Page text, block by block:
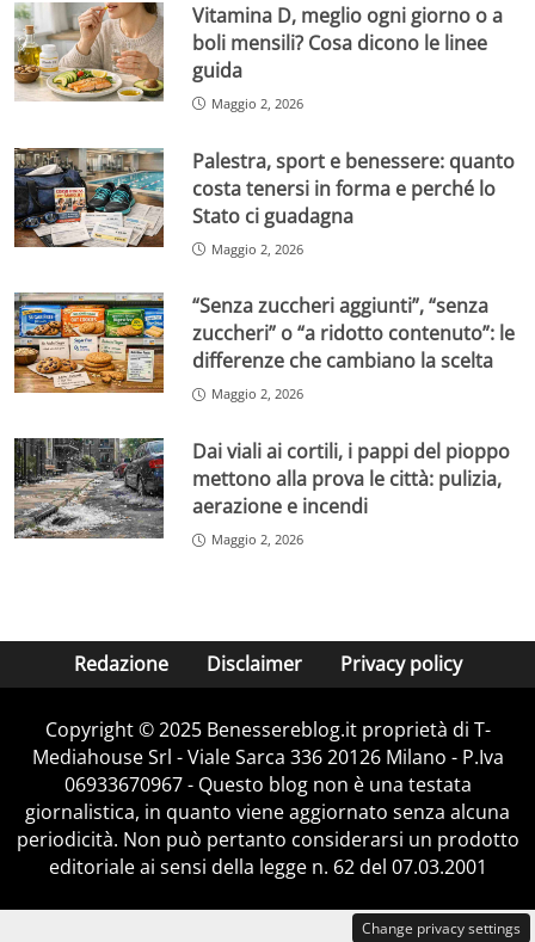
Vitamina D, meglio ogni giorno o a
boli mensili? Cosa dicono le linee
guida
Maggio 2, 2026
Palestra, sport e benessere: quanto
costa tenersi in forma e perché lo
Stato ci guadagna
Maggio 2, 2026
“Senza zuccheri aggiunti”, “senza
zuccheri” o “a ridotto contenuto”: le
differenze che cambiano la scelta
Maggio 2, 2026
Dai viali ai cortili, i pappi del pioppo
mettono alla prova le città: pulizia,
aerazione e incendi
Maggio 2, 2026
Redazione Disclaimer Privacy policy
Copyright © 2025 Benessereblog.it proprietà di T-
Mediahouse Srl - Viale Sarca 336 20126 Milano - P.Iva
06933670967 - Questo blog non è una testata
giornalistica, in quanto viene aggiornato senza alcuna
periodicità. Non può pertanto considerarsi un prodotto
editoriale ai sensi della legge n. 62 del 07.03.2001
Change privacy settings